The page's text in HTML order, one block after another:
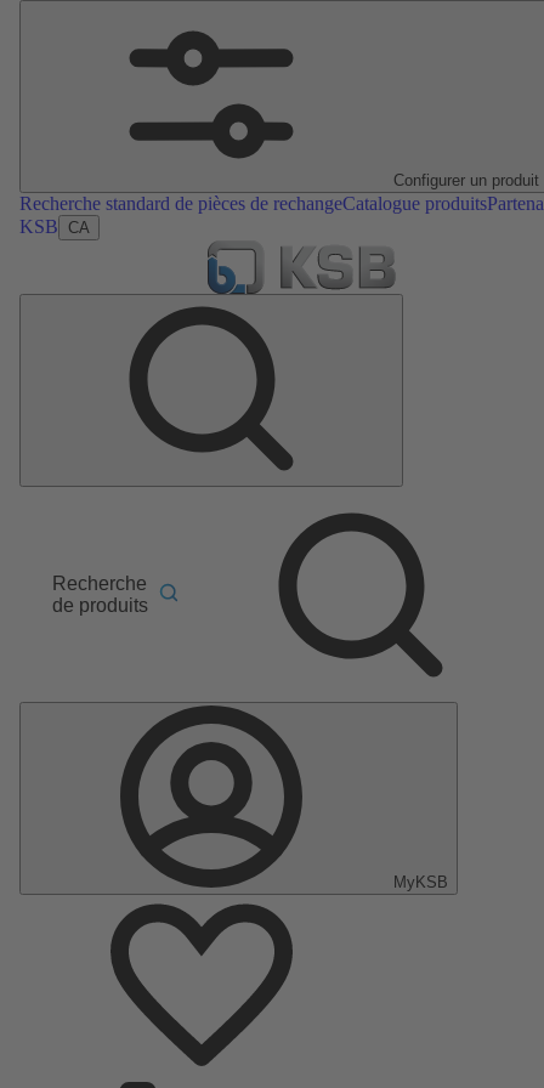
Configurer un produit
Recherche standard de pièces de rechangeCatalogue produits
KSB
CA
Recherche
de produits
MyKSB